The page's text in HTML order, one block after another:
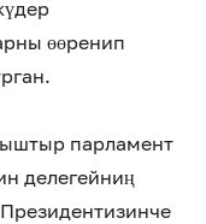
өөренип
парламент
делегейниң